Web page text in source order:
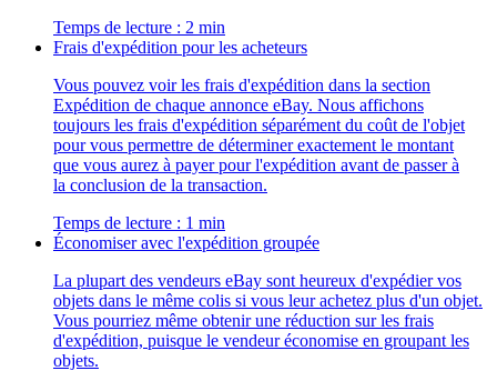
Temps de lecture : 2 min
Frais d'expédition pour les acheteurs
Vous pouvez voir les frais d'expédition dans la section
Expédition de chaque annonce eBay. Nous affichons
toujours les frais d'expédition séparément du coût de l'objet
pour vous permettre de déterminer exactement le montant
que vous aurez à payer pour l'expédition avant de passer à
la conclusion de la transaction.
Temps de lecture : 1 min
Économiser avec l'expédition groupée
La plupart des vendeurs eBay sont heureux d'expédier vos
objets dans le même colis si vous leur achetez plus d'un objet.
Vous pourriez même obtenir une réduction sur les frais
d'expédition, puisque le vendeur économise en groupant les
objets.